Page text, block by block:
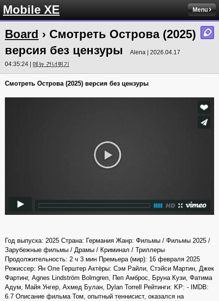
Mobile XE Menu
Board › Смотреть Острова (2025)
версия без цензуры
Alena | 2026.04.17
04:35:24 | 메뉴 건너뛰기
Смотреть Острова (2025) версия без цензуры
Год выпуска: 2025 Страна: Германия Жанр: Фильмы / Фильмы 2025 /
Зарубежные фильмы / Драмы / Криминал / Триллеры
Продолжительность: 2 ч 3 мин Премьера (мир): 16 февраля 2025
Режиссер: Ян Оле Герштер Актёры: Сэм Райли, Стэйси Мартин, Джек
Фартинг, Agnes Lindström Bolmgren, Пеп Амброс, Бруна Кузи, Фатима
Адум, Майя Унгер, Ахмед Булан, Dylan Torrell Рейтинги: KP: - IMDB:
6.7 Описание фильма Том, опытный теннисист, оказался на